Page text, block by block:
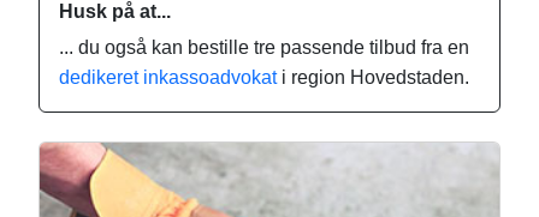
Husk på at...
... du også kan bestille tre passende tilbud fra en
dedikeret inkassoadvokati region Hovedstaden.